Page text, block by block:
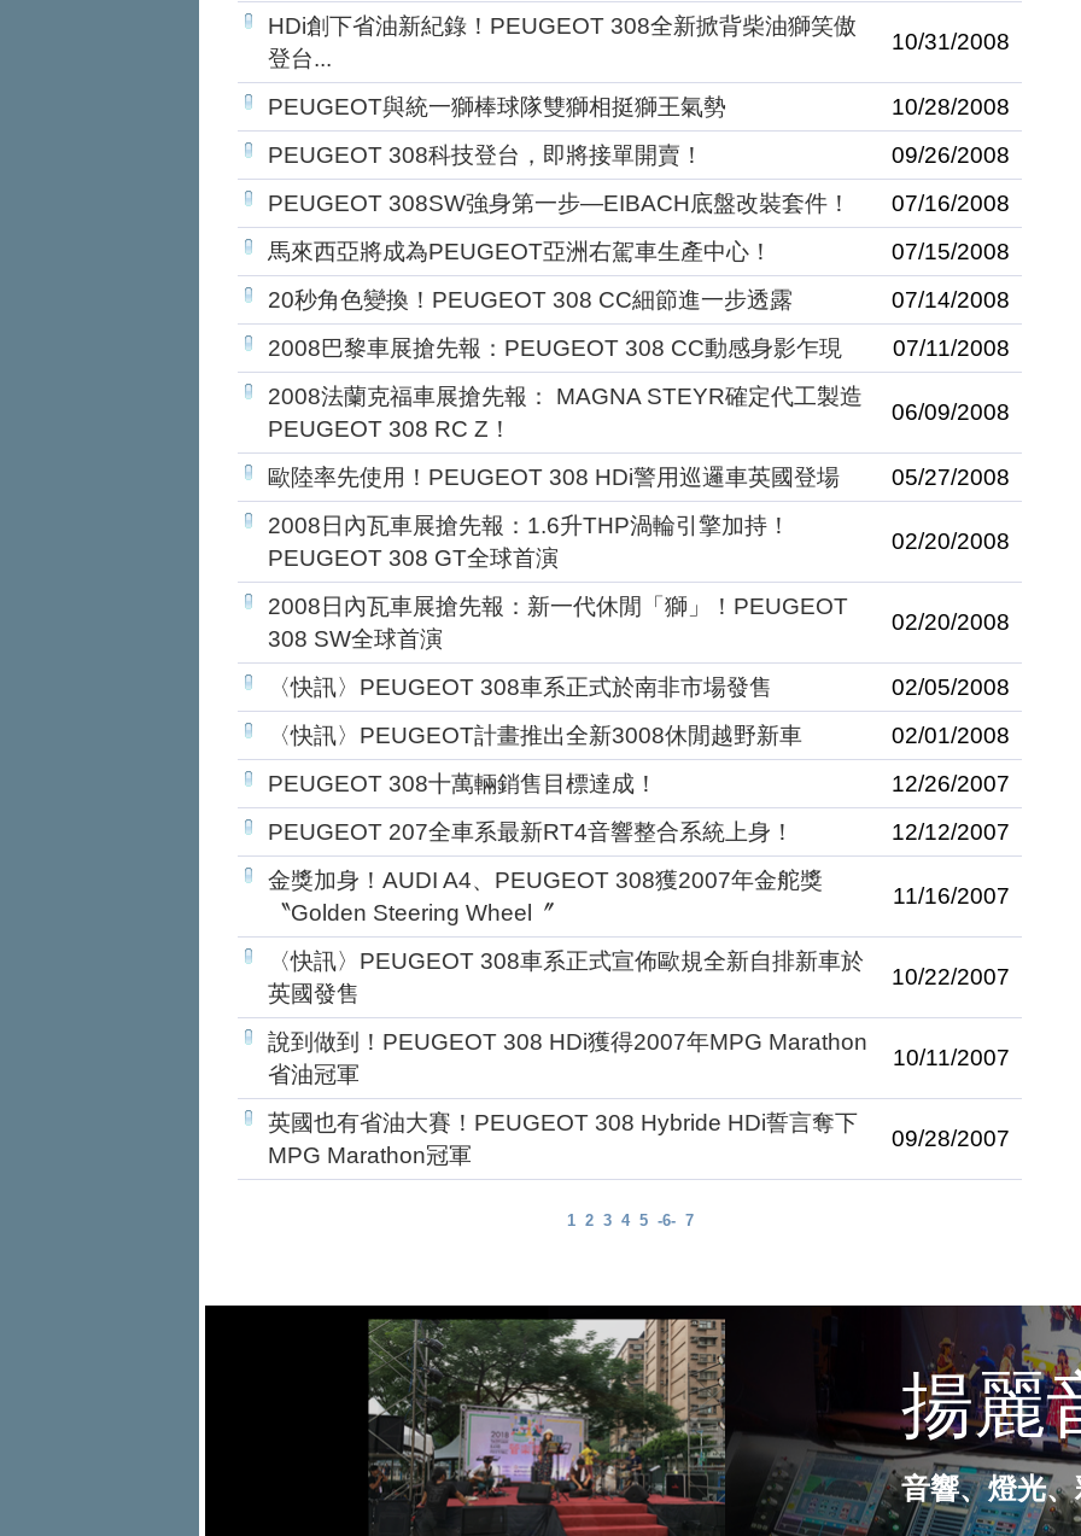
HDi創下省油新紀錄！PEUGEOT 308全新掀背柴油獅笑傲
登台...
10/31/2008
PEUGEOT與統一獅棒球隊雙獅相挺獅王氣勢
10/28/2008
PEUGEOT 308科技登台，即將接單開賣！
09/26/2008
PEUGEOT 308SW強身第一步—EIBACH底盤改裝套件！
07/16/2008
馬來西亞將成為PEUGEOT亞洲右駕車生產中心！
07/15/2008
20秒角色變換！PEUGEOT 308 CC細節進一步透露
07/14/2008
2008巴黎車展搶先報：PEUGEOT 308 CC動感身影乍現
07/11/2008
2008法蘭克福車展搶先報： MAGNA STEYR確定代工製造
PEUGEOT 308 RC Z！
06/09/2008
歐陸率先使用！PEUGEOT 308 HDi警用巡邏車英國登場
05/27/2008
2008日內瓦車展搶先報：1.6升THP渦輪引擎加持！
PEUGEOT 308 GT全球首演
02/20/2008
2008日內瓦車展搶先報：新一代休閒「獅」！PEUGEOT
308 SW全球首演
02/20/2008
〈快訊〉PEUGEOT 308車系正式於南非市場發售
02/05/2008
〈快訊〉PEUGEOT計畫推出全新3008休閒越野新車
02/01/2008
PEUGEOT 308十萬輛銷售目標達成！
12/26/2007
PEUGEOT 207全車系最新RT4音響整合系統上身！
12/12/2007
金獎加身！AUDI A4、PEUGEOT 308獲2007年金舵獎
〝Golden Steering Wheel〞
11/16/2007
〈快訊〉PEUGEOT 308車系正式宣佈歐規全新自排新車於
英國發售
10/22/2007
說到做到！PEUGEOT 308 HDi獲得2007年MPG Marathon
省油冠軍
10/11/2007
英國也有省油大賽！PEUGEOT 308 Hybride HDi誓言奪下
MPG Marathon冠軍
09/28/2007
1 2 3 4 5 -6- 7